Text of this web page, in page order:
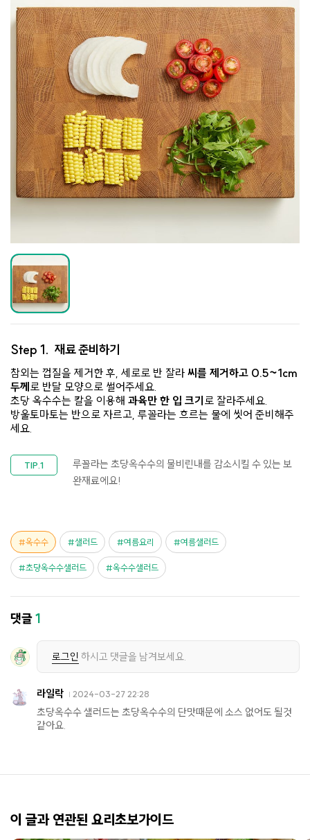
Step 1. 재료 준비하기
참외는 껍질을 제거한 후, 세로로 반 잘라 씨를 제거하고 0.5~1cm
두께 로 반달 모양으로 썰어주세요.
초당 옥수수는 칼을 이용해 과육만 한 입 크기 로 잘라주세요.
방울토마토는 반으로 자르고, 루꼴라는 흐르는 물에 씻어 준비해주
세요.
루꼴라는 초당옥수수의 물비린내를 감소시킬 수 있는 보
완재료에요!
옥수수 샐러드 여름요리 여름샐러드
초당옥수수샐러드 옥수수샐러드
댓글1
로그인 하시고 댓글을 남겨보세요.
라일락 2024-03-27 22:28
초당옥수수 샐러드는 초당옥수수의 단맛때문에 소스 없어도 될것
같아요.
이 글과 연관된 요리초보가이드